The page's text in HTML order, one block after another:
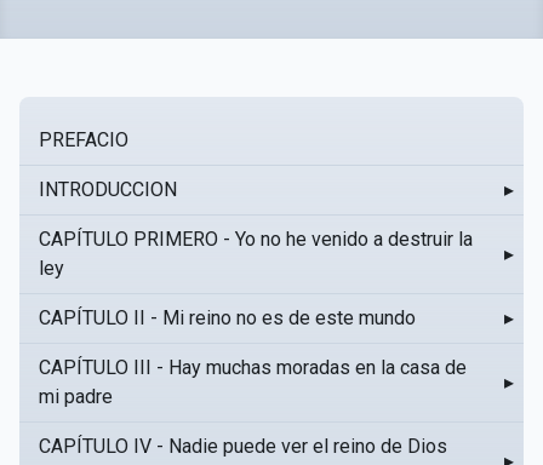
PREFACIO
INTRODUCCION ▸
CAPÍTULO PRIMERO - Yo no he venido a destruir la
ley
▸
CAPÍTULO II - Mi reino no es de este mundo ▸
CAPÍTULO III - Hay muchas moradas en la casa de
mi padre
▸
CAPÍTULO IV - Nadie puede ver el reino de Dios